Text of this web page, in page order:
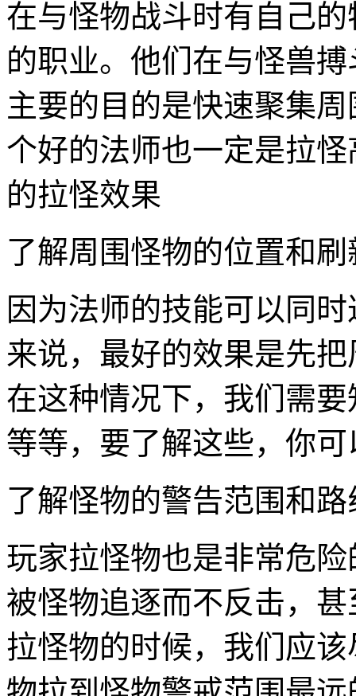
在与怪物战斗时有自己
的职业。他们在与怪兽
主要的目的是快速聚集
个好的法师也一定是拉
的拉怪效果
了解周围怪物的位置和
因为法师的技能可以同
来说，最好的效果是先
在这种情况下，我们需
等等，要了解这些，你
了解怪物的警告范围和路
玩家拉怪物也是非常危
被怪物追逐而不反击，
拉怪物的时候，我们应